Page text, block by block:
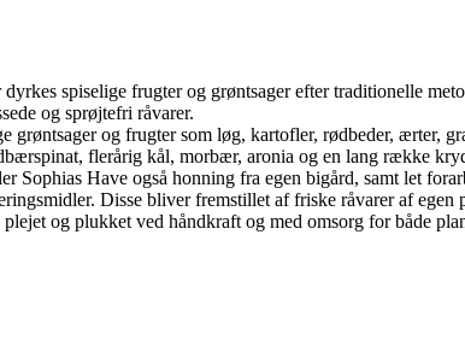
spiselige frugter og grøntsager efter traditionelle
og sprøjtefri råvarer.
grøntsager og frugter som løg, kartofler, rødbeder,
flerårig kål, morbær, aronia og en lang række
Sophias Have også honning fra egen bigård, samt let
Disse bliver fremstillet af friske råvarer af
og plukket ved håndkraft og med omsorg for både